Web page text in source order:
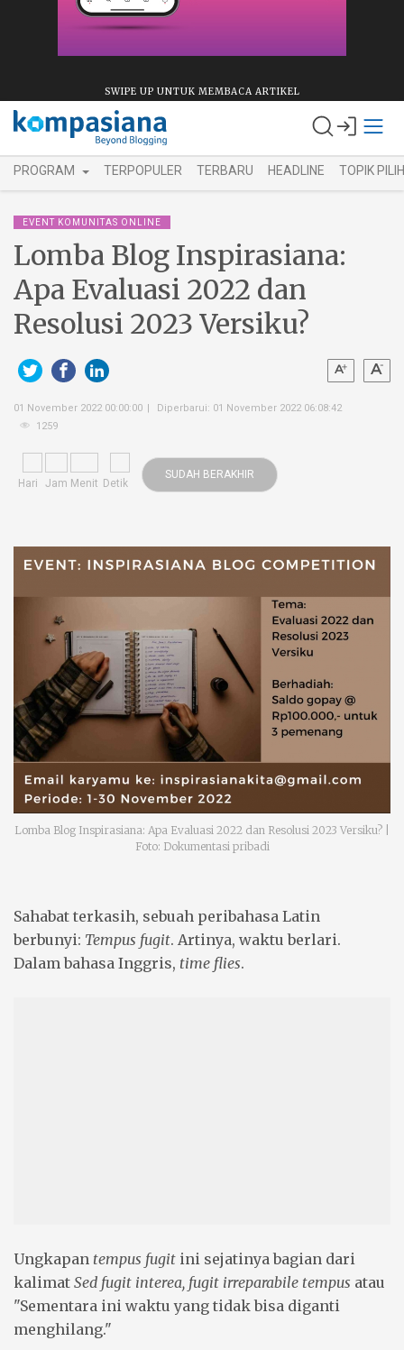
SWIPE UP UNTUK MEMBACA ARTIKEL
PROGRAM TERPOPULER TERBARU HEADLINE TOPIK
EVENT KOMUNITAS ONLINE
Lomba Blog Inspirasiana:
Apa Evaluasi 2022 dan
Resolusi 2023 Versiku?
01 November 2022 00:00:00
Diperbarui: 01 November 2022 06:08:42
1259
Hari Jam Menit Detik
SUDAH BERAKHIR
Lomba Blog Inspirasiana: Apa Evaluasi 2022 dan Resolusi 2023 Versiku? |
Foto: Dokumentasi pribadi
Sahabat terkasih, sebuah peribahasa Latin
berbunyi: Tempus fugit. Artinya, waktu berlari.
Dalam bahasa Inggris, time flies.
Ungkapan tempus fugit ini sejatinya bagian dari
kalimat Sed fugit interea, fugit irreparabile tempus atau
"Sementara ini waktu yang tidak bisa diganti
menghilang."